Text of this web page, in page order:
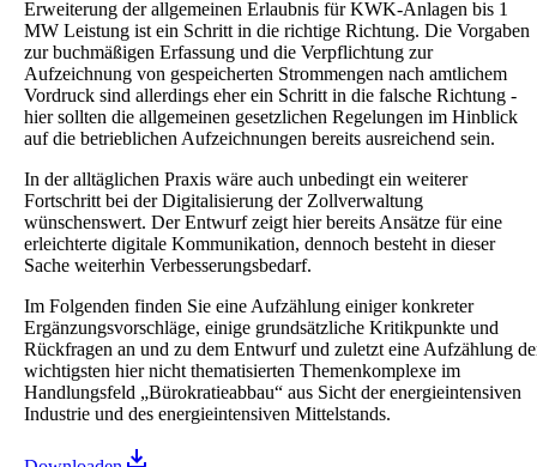
Erweiterung der allgemeinen Erlaubnis für KWK-Anlagen bis 1
MW Leistung ist ein Schritt in die richtige Richtung. Die Vorgaben
zur buchmäßigen Erfassung und die Verpflichtung zur
Aufzeichnung von gespeicherten Strommengen nach amtlichem
Vordruck sind allerdings eher ein Schritt in die falsche Richtung -
hier sollten die allgemeinen gesetzlichen Regelungen im Hinblick
auf die betrieblichen Aufzeichnungen bereits ausreichend sein.
In der alltäglichen Praxis wäre auch unbedingt ein weiterer
Fortschritt bei der Digitalisierung der Zollverwaltung
wünschenswert. Der Entwurf zeigt hier bereits Ansätze für eine
erleichterte digitale Kommunikation, dennoch besteht in dieser
Sache weiterhin Verbesserungsbedarf.
Im Folgenden finden Sie eine Aufzählung einiger konkreter
Ergänzungsvorschläge, einige grundsätzliche Kritikpunkte und
Rückfragen an und zu dem Entwurf und zuletzt eine Aufzählung
wichtigsten hier nicht thematisierten Themenkomplexe im
Handlungsfeld „Bürokratieabbau“ aus Sicht der energieintensiven
Industrie und des energieintensiven Mittelstands.